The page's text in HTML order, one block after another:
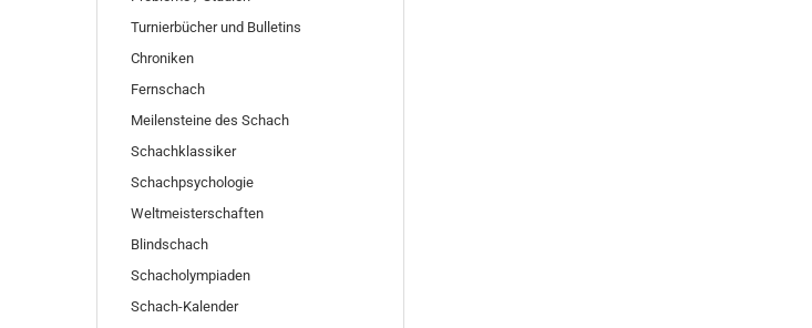
Turnierbücher und Bulletins
Chroniken
Fernschach
Meilensteine des Schach
Schachklassiker
Schachpsychologie
Weltmeisterschaften
Blindschach
Schacholympiaden
Schach-Kalender